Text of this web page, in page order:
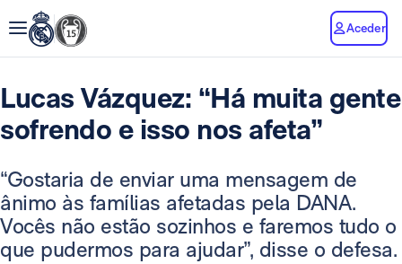
Aceder
Lucas Vázquez: “Há muita gente
sofrendo e isso nos afeta”
“Gostaria de enviar uma mensagem de
ânimo às famílias afetadas pela DANA.
Vocês não estão sozinhos e faremos tudo o
que pudermos para ajudar”, disse o defesa.